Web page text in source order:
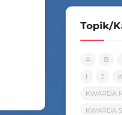
Topik/
A B
I J K
KWARDA
KWARDA